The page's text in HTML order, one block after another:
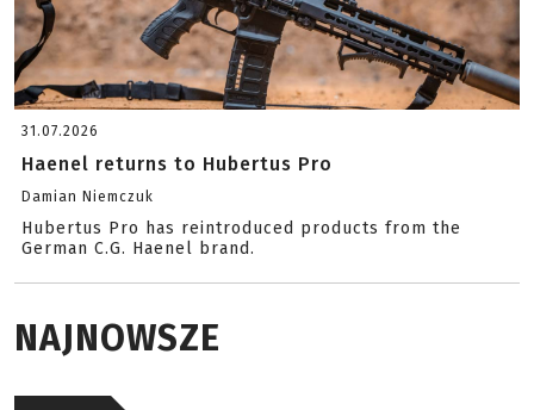
31.07.2026
Haenel returns to Hubertus Pro
Damian Niemczuk
Hubertus Pro has reintroduced products from the
German C.G. Haenel brand.
NAJNOWSZE